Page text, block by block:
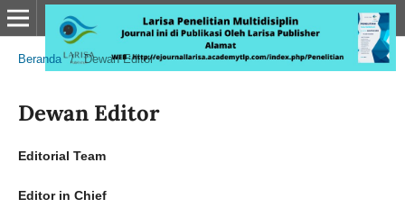
Beranda / Dewan Editor
Dewan Editor
Editorial Team
Editor in Chief